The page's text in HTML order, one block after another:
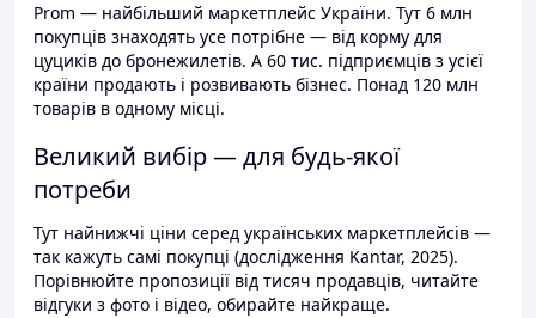
Prom — найбільший маркетплейс України. Тут 6 млн
покупців знаходять усе потрібне — від корму для
цуциків до бронежилетів. А 60 тис. підприємців з усієї
країни продають і розвивають бізнес. Понад 120 млн
товарів в одному місці.
Великий вибір — для будь-якої
потреби
Тут найнижчі ціни серед українських маркетплейсів —
так кажуть самі покупці (дослідження Kantar, 2025).
Порівнюйте пропозиції від тисяч продавців, читайте
відгуки з фото і відео, обирайте найкраще.